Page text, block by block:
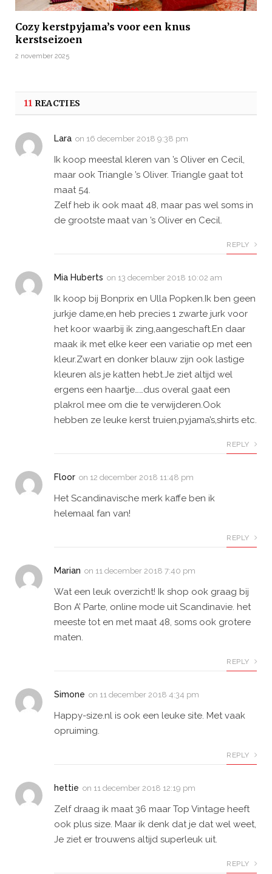
Cozy kerstpyjama’s voor een knus
kerstseizoen
2 november 2025
11 REACTIES
Lara on 16 december 2018 9:38 pm
Ik koop meestal kleren van ’s Oliver en Cecil,
maar ook Triangle ’s Oliver. Triangle gaat tot
maat 54.
Zelf heb ik ook maat 48, maar pas wel soms in
de grootste maat van ’s Oliver en Cecil.
REPLY
Mia Huberts on 13 december 2018 10:02 am
Ik koop bij Bonprix en Ulla Popken.Ik ben geen
jurkje dame,en heb precies 1 zwarte jurk voor
het koor waarbij ik zing,aangeschaft.En daar
maak ik met elke keer een variatie op met een
kleur.Zwart en donker blauw zijn ook lastige
kleuren als je katten hebt.Je ziet altijd wel
ergens een haartje……dus overal gaat een
plakrol mee om die te verwijderen.Ook
hebben ze leuke kerst truien,pyjama’s,shirts etc.
REPLY
Floor on 12 december 2018 11:48 pm
Het Scandinavische merk kaffe ben ik
helemaal fan van!
REPLY
Marian on 11 december 2018 7:40 pm
Wat een leuk overzicht! Ik shop ook graag bij
Bon A’ Parte, online mode uit Scandinavie. het
meeste tot en met maat 48, soms ook grotere
maten.
REPLY
Simone on 11 december 2018 4:34 pm
Happy-size.nl is ook een leuke site. Met vaak
opruiming.
REPLY
hettie on 11 december 2018 12:19 pm
Zelf draag ik maat 36 maar Top Vintage heeft
ook plus size. Maar ik denk dat je dat wel weet,
Je ziet er trouwens altijd superleuk uit.
REPLY